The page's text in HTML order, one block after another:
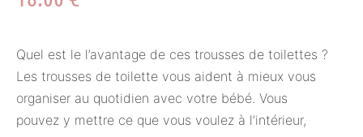
Quel est le l’avantage de ces trousses de toilettes ?
Les trousses de toilette vous aident à mieux vous
organiser au quotidien avec votre bébé. Vous
pouvez y mettre ce que vous voulez à l’intérieur,